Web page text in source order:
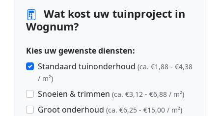
Wat kost uw tuinproject in
Wognum?
Kies uw gewenste diensten:
Standaard tuinonderhoud (ca. €1,88 - €4,38
/ m²)
Snoeien & trimmen (ca. €3,12 - €6,88 / m²)
Groot onderhoud (ca. €6,25 - €15,00 / m²)